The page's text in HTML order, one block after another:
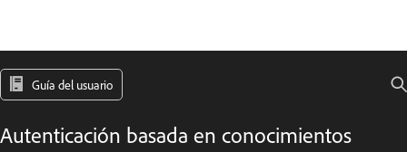
Guía del usuario
Autenticación basada en conocimientos